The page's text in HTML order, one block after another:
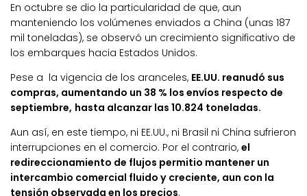
En octubre se dio la particularidad de que, aun
manteniendo los volúmenes enviados a China (unas 187
mil toneladas), se observó un crecimiento significativo de
los embarques hacia Estados Unidos.
Pese a la vigencia de los aranceles, EE.UU. reanudó sus
compras, aumentando un 38 % los envíos respecto de
septiembre, hasta alcanzar las 10.824 toneladas.
Aun así, en este tiempo, ni EE.UU., ni Brasil ni China sufrieron
interrupciones en el comercio. Por el contrario, el
redireccionamiento de flujos permitio mantener un
intercambio comercial fluido y creciente, aun con la
tensión observada en los precios.